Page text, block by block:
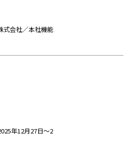
式会社／本社機能
年12月27日～2